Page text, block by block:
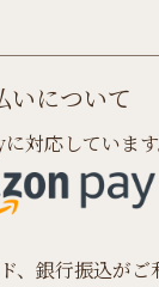
いについて
対応しています
、銀行振込がご